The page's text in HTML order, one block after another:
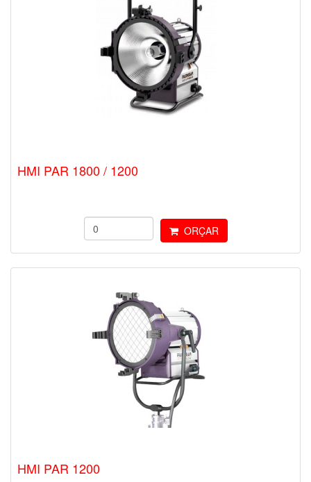
HMI PAR 1800 / 1200
ORÇAR
HMI PAR 1200